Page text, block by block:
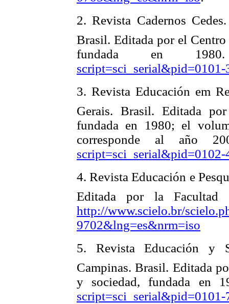
2. Revista Cadernos
Brasil. Editada por el
fundada en
3. Revista Educación em
Gerais. Brasil. Editada
fundada en 1980; el
corresponde al año
4. Revista Educación e
Editada por la Facultad
http://www.scielo.br/
9702&lng=es&nrm=iso
5. Revista Educación y
Campinas. Brasil. Editada
y sociedad, fundada en